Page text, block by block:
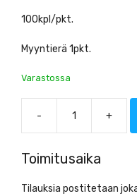
100kpl/pkt.
Myyntierä 1pkt.
Varastossa
- +
Toimitusaika
Tilauksia postitetaan